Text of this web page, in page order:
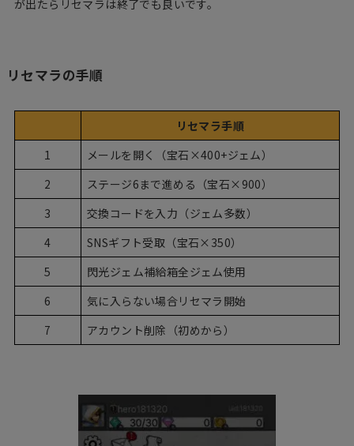
が出たらリセマラは終了でも良いです。
リセマラの手順
リセマラ手順
1
メールを開く（宝石×400+ジェム）
2
ステージ6まで進める（宝石×900）
3
交換コードを入力（ジェム多数）
4
SNSギフト受取（宝石×350）
5
閃光ジェム補給箱全ジェム使用
6
気に入らない場合リセマラ開始
7
アカウント削除（初めから）